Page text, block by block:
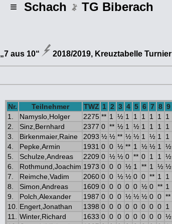
≡ Schach TG Biberach
„7 aus 10“ 2018/2019, Kreuztabelle Turnier
Nr. Teilnehmer TWZ 1 2 3 4 5 6 7 8 9
1.
Namyslo,Holger 2275 ** 1 ½ 1 1 1 1 1 1
2.
Sinz,Bernhard 2377 0 ** ½ 1 ½ 1 1 1 1
3.
Birkenmaier,Raine 2093 ½ ½ ** ½ ½ 1 ½ 1 1
4.
Pepke,Armin 1931 0 0 ½ ** 1 ½ ½ 1 ½
5.
Schulze,Andreas 2209 0 ½ ½ 0 ** 0 1 1 ½
6.
Rothmund,Joachim 1973 0 0 0 ½ 1 ** 1 ½ ½
7.
Reimche,Vadim 2060 0 0 ½ ½ 0 0 ** 1 1
8.
Simon,Andreas 1609 0 0 0 0 0 ½ 0 ** 1
9.
Polch,Alexander 1987 0 0 0 ½ ½ ½ 0 0 **
10. Engert,Jonathan 1398 0 0 0 0 0 0 0 0 1
11. Winter,Richard 1633 0 0 0 0 0 0 0 0 ½